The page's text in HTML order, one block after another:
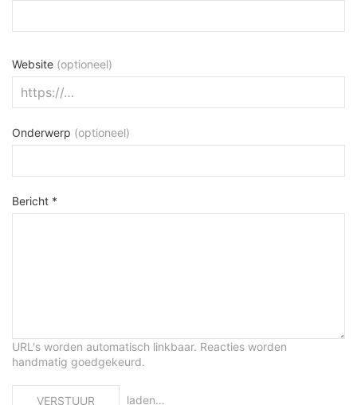
Website (optioneel)
Onderwerp (optioneel)
Bericht *
URL's worden automatisch linkbaar. Reacties worden
handmatig goedgekeurd.
VERSTUUR laden…